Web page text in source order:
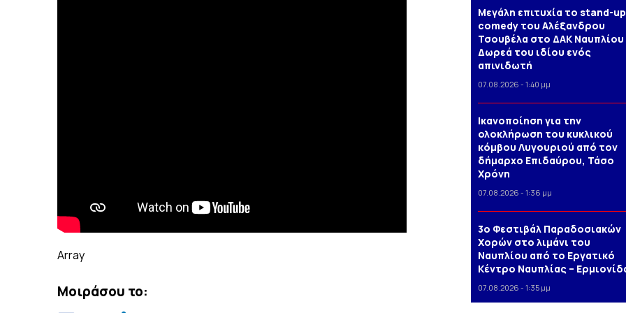
Array
Μοιράσου το:
Μεγάλη επιτυχία το stand-up
comedy του Αλέξανδρου
Τσουβέλα στο ΔΑΚ Ναυπλίου
Δωρεά του ιδίου ενός
απινιδωτή
07.08.2026 - 1:40 μμ
Iκανοποίηση για την
ολοκλήρωση του κυκλικού
κόμβου Λυγουριού από τον
δήμαρχο Επιδαύρου, Τάσο
Χρόνη
07.08.2026 - 1:36 μμ
3o Φεστιβάλ Παραδοσιακών
Χορών στο λιμάνι του
Ναυπλίου από το Εργατικό
Κέντρο Ναυπλίας –
07.08.2026 - 1:35 μμ